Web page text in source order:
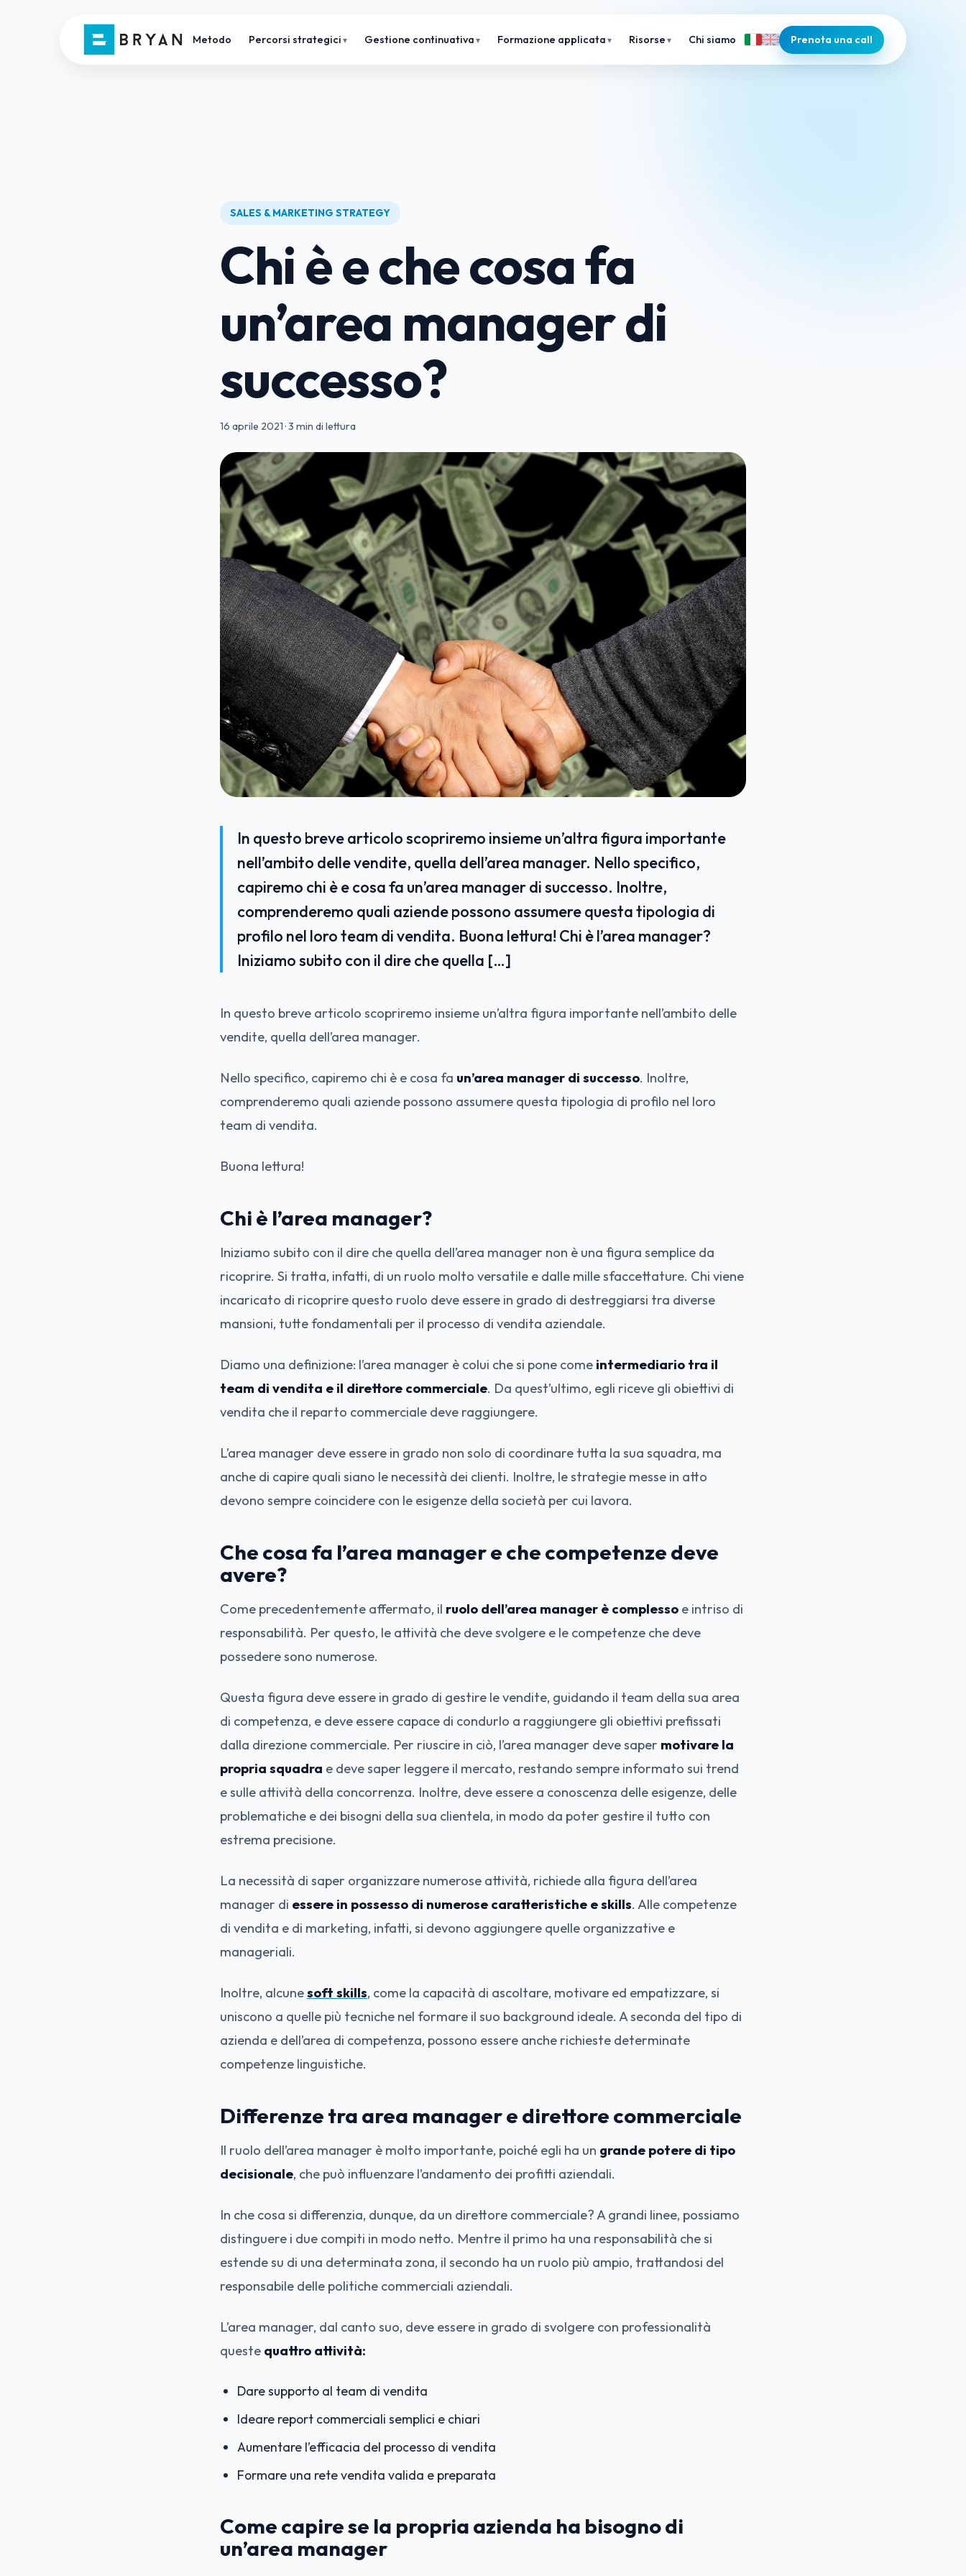
Metodo Percorsi strategici Gestione continuativa Formazione applicata Risorse Chi siamo Prenota una call
SALES & MARKETING STRATEGY
Chi è e che cosa fa
un’area manager di
successo?
16 aprile 2021 ·3 min di lettura
In questo breve articolo scopriremo insieme un’altra figura importante
nell’ambito delle vendite, quella dell’area manager. Nello specifico,
capiremo chi è e cosa fa un’area manager di successo. Inoltre,
comprenderemo quali aziende possono assumere questa tipologia di
profilo nel loro team di vendita. Buona lettura! Chi è l’area manager?
Iniziamo subito con il dire che quella […]
In questo breve articolo scopriremo insieme un’altra figura importante nell’ambito delle
vendite, quella dell’area manager.
Nello specifico, capiremo chi è e cosa fa un’area manager di successo. Inoltre,
comprenderemo quali aziende possono assumere questa tipologia di profilo nel loro
team di vendita.
Buona lettura!
Chi è l’area manager?
Iniziamo subito con il dire che quella dell’area manager non è una figura semplice da
ricoprire. Si tratta, infatti, di un ruolo molto versatile e dalle mille sfaccettature. Chi viene
incaricato di ricoprire questo ruolo deve essere in grado di destreggiarsi tra diverse
mansioni, tutte fondamentali per il processo di vendita aziendale.
Diamo una definizione: l’area manager è colui che si pone come intermediario tra il
team di vendita e il direttore commerciale. Da quest’ultimo, egli riceve gli obiettivi di
vendita che il reparto commerciale deve raggiungere.
L’area manager deve essere in grado non solo di coordinare tutta la sua squadra, ma
anche di capire quali siano le necessità dei clienti. Inoltre, le strategie messe in atto
devono sempre coincidere con le esigenze della società per cui lavora.
Che cosa fa l’area manager e che competenze deve
avere?
Come precedentemente affermato, il ruolo dell’area manager è complesso e intriso di
responsabilità. Per questo, le attività che deve svolgere e le competenze che deve
possedere sono numerose.
Questa figura deve essere in grado di gestire le vendite, guidando il team della sua area
di competenza, e deve essere capace di condurlo a raggiungere gli obiettivi prefissati
dalla direzione commerciale. Per riuscire in ciò, l’area manager deve saper motivare la
propria squadra e deve saper leggere il mercato, restando sempre informato sui trend
e sulle attività della concorrenza. Inoltre, deve essere a conoscenza delle esigenze, delle
problematiche e dei bisogni della sua clientela, in modo da poter gestire il tutto con
estrema precisione.
La necessità di saper organizzare numerose attività, richiede alla figura dell’area
manager di essere in possesso di numerose caratteristiche e skills. Alle competenze
di vendita e di marketing, infatti, si devono aggiungere quelle organizzative e
manageriali.
Inoltre, alcunesoft skills, come la capacità di ascoltare, motivare ed empatizzare, si
uniscono a quelle più tecniche nel formare il suo background ideale. A seconda del tipo di
azienda e dell’area di competenza, possono essere anche richieste determinate
competenze linguistiche.
Differenze tra area manager e direttore commerciale
Il ruolo dell’area manager è molto importante, poiché egli ha un grande potere di tipo
decisionale, che può influenzare l’andamento dei profitti aziendali.
In che cosa si differenzia, dunque, da un direttore commerciale? A grandi linee, possiamo
distinguere i due compiti in modo netto. Mentre il primo ha una responsabilità che si
estende su di una determinata zona, il secondo ha un ruolo più ampio, trattandosi del
responsabile delle politiche commerciali aziendali.
L’area manager, dal canto suo, deve essere in grado di svolgere con professionalità
queste quattro attività:
Dare supporto al team di vendita
Ideare report commerciali semplici e chiari
Aumentare l’efficacia del processo di vendita
Formare una rete vendita valida e preparata
Come capire se la propria azienda ha bisogno di
un’area manager